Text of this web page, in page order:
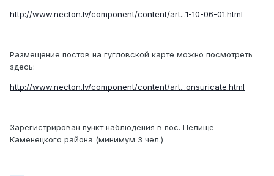
http://www.necton.lv/component/content/art...1-10-06-01.html
Размещение постов на гугловской карте можно посмотреть
здесь:
http://www.necton.lv/component/content/art...onsuricate.html
Зарегистрирован пункт наблюдения в пос. Пелище
Каменецкого района (минимум 3 чел.)